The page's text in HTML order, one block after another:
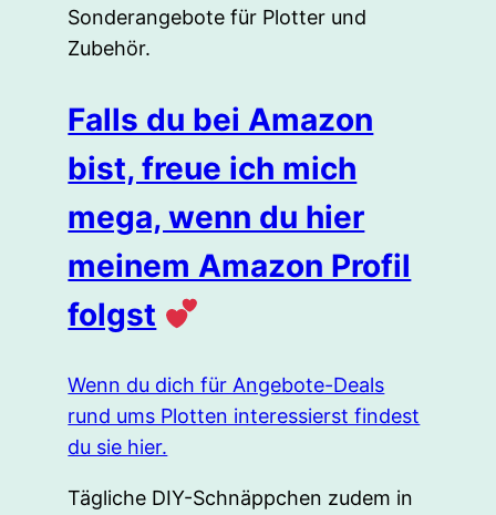
Sonderangebote für Plotter und
Zubehör.
Falls du bei Amazon
bist, freue ich mich
mega, wenn du hier
meinem Amazon Profil
folgst
Wenn du dich für Angebote-Deals
rund ums Plotten interessierst findest
du sie hier.
Tägliche DIY-Schnäppchen zudem in